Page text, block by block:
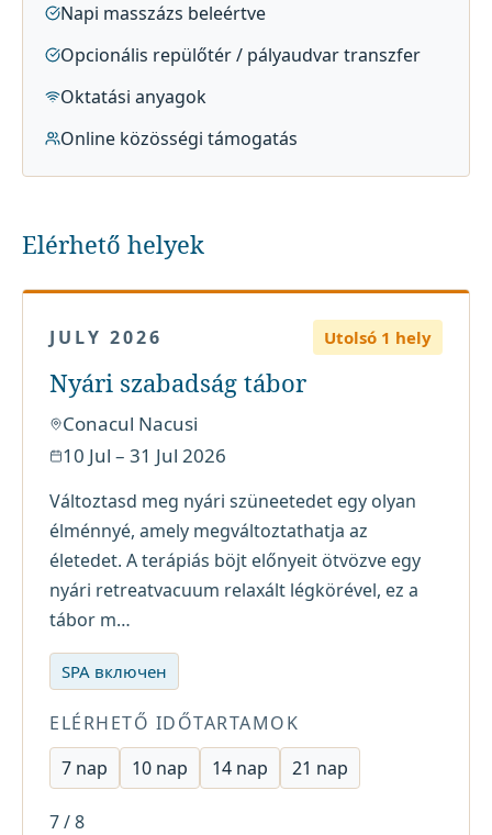
Napi masszázs beleértve
Opcionális repülőtér / pályaudvar transzfer
Oktatási anyagok
Online közösségi támogatás
Elérhető helyek
JULY 2026 Utolsó 1 hely
Nyári szabadság tábor
Conacul Nacusi
10 Jul – 31 Jul 2026
Változtasd meg nyári szüneetedet egy olyan
élménnyé, amely megváltoztathatja az
életedet. A terápiás böjt előnyeit ötvözve egy
nyári retreatvacuum relaxált légkörével, ez a
tábor m…
SPA включен
ELÉRHETŐ IDŐTARTAMOK
7 nap 10 nap 14 nap 21 nap
7/8